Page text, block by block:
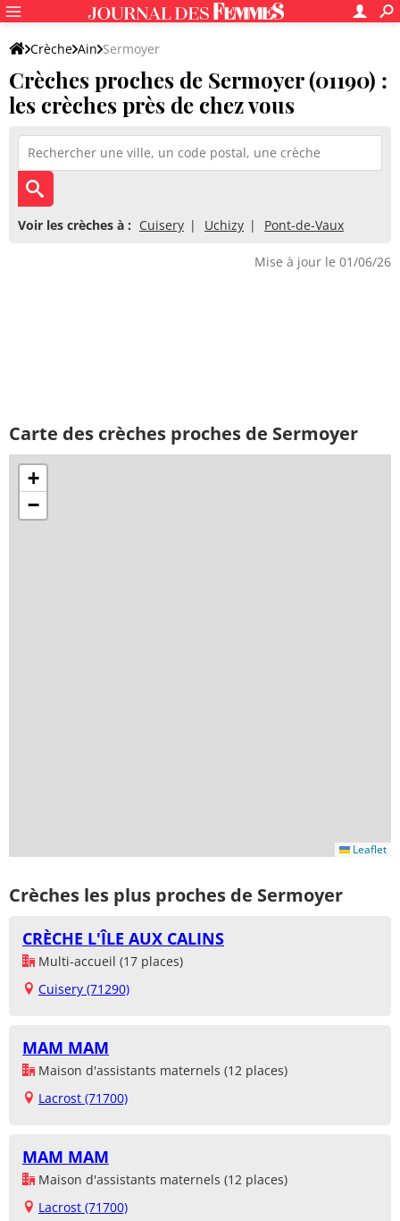
Crèche Ain Sermoyer
Crèches proches de Sermoyer (01190) :
les crèches près de chez vous
Voir les crèches à : Cuisery Uchizy Pont-de-Vaux
Mise à jour le 01/06/26
Carte des crèches proches de Sermoyer
+
−
Leaflet
Crèches les plus proches de Sermoyer
CRÈCHE L'ÎLE AUX CALINS
Multi-accueil (17 places)
Cuisery (71290)
MAM MAM
Maison d'assistants maternels (12 places)
Lacrost (71700)
MAM MAM
Maison d'assistants maternels (12 places)
Lacrost (71700)